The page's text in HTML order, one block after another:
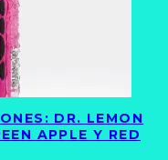
DR. LEMON
APPLE Y RED